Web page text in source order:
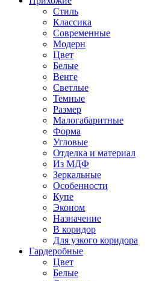
Стиль
Классика
Современные
Модерн
Цвет
Белые
Венге
Светлые
Темные
Размер
Малогабаритные
Форма
Угловые
Отделка и материал
Из МДФ
Зеркальные
Особенности
Купе
Эконом
Назначение
В коридор
Для узкого коридора
Гардеробные
Цвет
Белые